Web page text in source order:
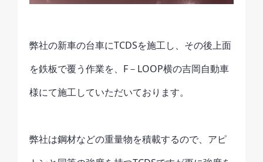
弊社の新車の台車にTCDSを施工し、その後上面
を鉄板で覆う作業を、F－LOOP横の吉岡自動車
様にて施工していただいております。
弊社は鋼材などの重量物を積載するので、アピ